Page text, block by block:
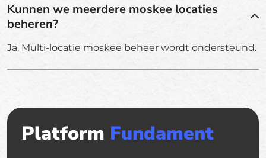
Kunnen we meerdere moskee locaties
beheren?
Ja. Multi-locatie moskee beheer wordt ondersteund.
Platform Fundament